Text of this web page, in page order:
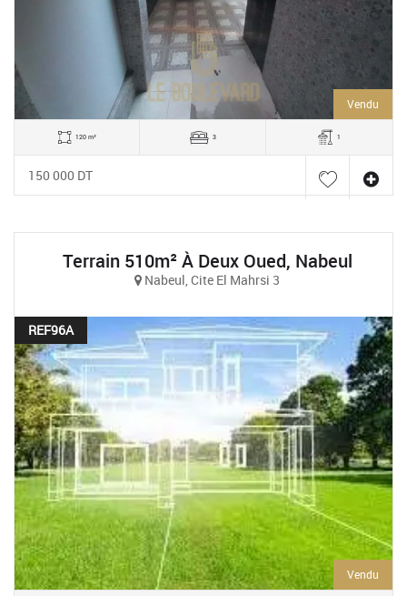
Vendu
120 m² 3 1
150 000 DT
Terrain 510m² À Deux Oued, Nabeul
Nabeul, Cite El Mahrsi 3
REF96A
Vendu